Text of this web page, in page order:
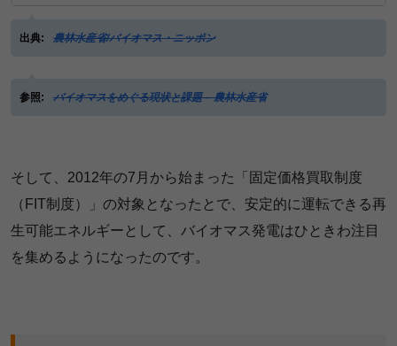
出典: 農林水産省/バイオマス・ニッポン
参照: バイオマスをめぐる現状と課題 – 農林水産省
そして、2012年の7月から始まった「固定価格買取制度
（FIT制度）」の対象となったとで、安定的に運転できる再
生可能エネルギーとして、バイオマス発電はひときわ注目
を集めるようになったのです。